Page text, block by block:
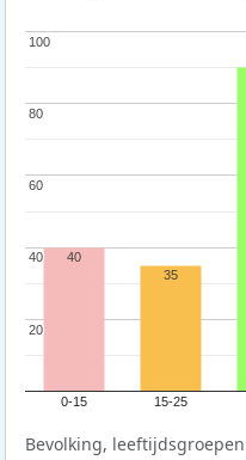
0-15 15-25
20
20
40
40
60
60
80
80
100
100
40
35
Bevolking,